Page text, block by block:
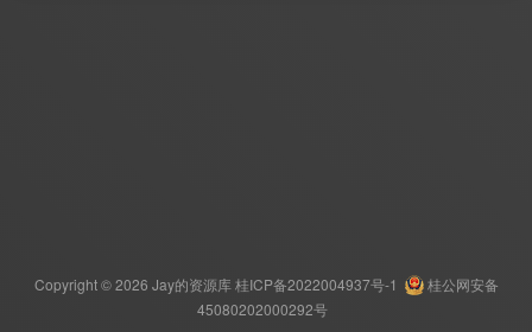
Copyright © 2026 Jay的资源库 桂ICP备2022004937号-1
桂公网安备
45080202000292号